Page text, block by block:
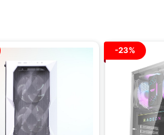
-23%